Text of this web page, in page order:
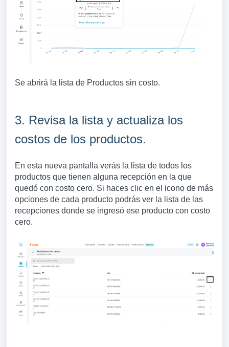
Se abrirá la lista de Productos sin costo.
3. Revisa la lista y actualiza los
costos de los productos.
En esta nueva pantalla verás la lista de todos los
productos que tienen alguna recepción en la que
quedó con costo cero. Si haces clic en el icono de más
opciones de cada producto podrás ver la lista de las
recepciones donde se ingresó ese producto con costo
cero.